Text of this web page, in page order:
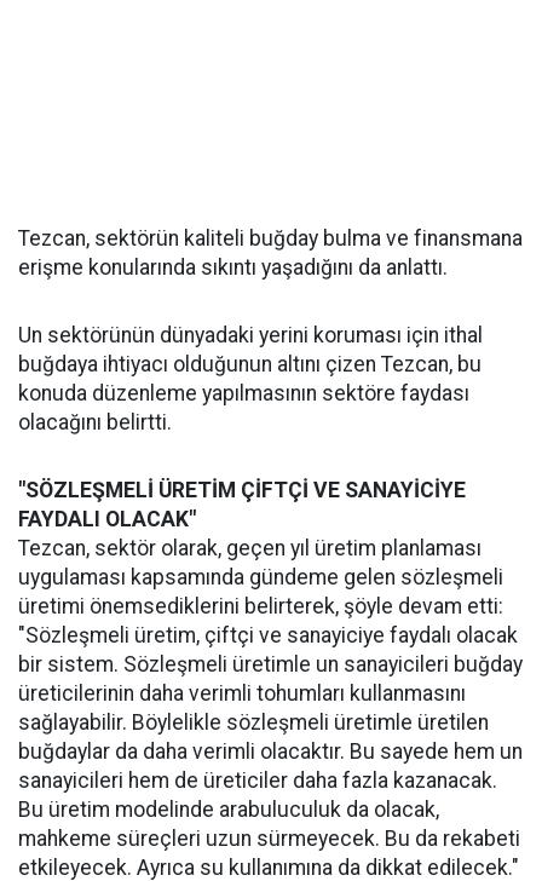
Tezcan, sektörün kaliteli buğday bulma ve finansmana
erişme konularında sıkıntı yaşadığını da anlattı.
Un sektörünün dünyadaki yerini koruması için ithal
buğdaya ihtiyacı olduğunun altını çizen Tezcan, bu
konuda düzenleme yapılmasının sektöre faydası
olacağını belirtti.
"SÖZLEŞMELİ ÜRETİM ÇİFTÇİ VE SANAYİCİYE
FAYDALI OLACAK"
Tezcan, sektör olarak, geçen yıl üretim planlaması
uygulaması kapsamında gündeme gelen sözleşmeli
üretimi önemsediklerini belirterek, şöyle devam etti:
"Sözleşmeli üretim, çiftçi ve sanayiciye faydalı olacak
bir sistem. Sözleşmeli üretimle un sanayicileri buğday
üreticilerinin daha verimli tohumları kullanmasını
sağlayabilir. Böylelikle sözleşmeli üretimle üretilen
buğdaylar da daha verimli olacaktır. Bu sayede hem un
sanayicileri hem de üreticiler daha fazla kazanacak.
Bu üretim modelinde arabuluculuk da olacak,
mahkeme süreçleri uzun sürmeyecek. Bu da rekabeti
etkileyecek. Ayrıca su kullanımına da dikkat edilecek."